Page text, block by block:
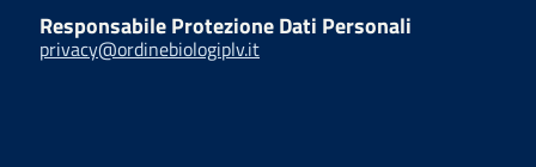
Responsabile Protezione Dati Personali
privacy@ordinebiologiplv.it